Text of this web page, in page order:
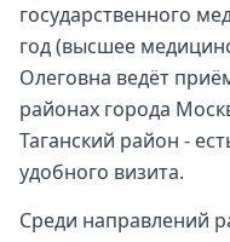
государственного
год (высшее
Олеговна ведёт
районах города
Таганский район -
удобного визита.
Среди направлений